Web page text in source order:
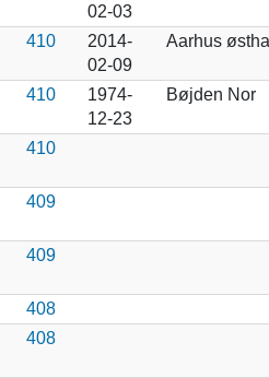
02-03
410
2014-
02-09
Aarhus
410
1974-
12-23
Bøjden Nor
410
409
409
408
408